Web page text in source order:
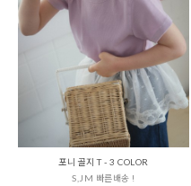
포니 골지 T - 3 COLOR
S,JM 빠른배송 !